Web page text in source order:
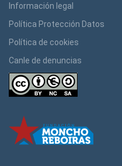
Información legal
Política Protección Datos
Política de cookies
Canle de denuncias